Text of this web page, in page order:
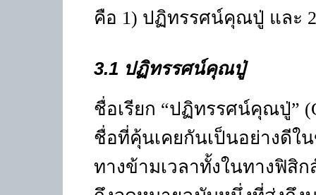
คือ 1) ปฏิทรรศน์คุณปู่ และ
3.1 ปฏิทรรศน์คุณปู่
ชื่อเรียก “ปฏิทรรศน์คุณปู่”
ชื่อที่คุ้นเคยกันเป็นอย่างดีใ
ทางข้ามเวลาทั้งในทางฟิสิ